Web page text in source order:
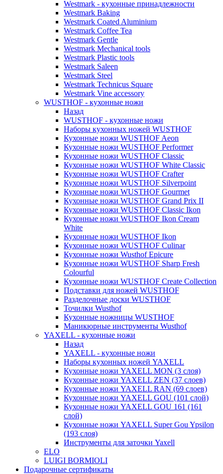
Westmark - кухонные принадлежности
Westmark Baking
Westmark Coated Aluminium
Westmark Coffee Tea
Westmark Gentle
Westmark Mechanical tools
Westmark Plastic tools
Westmark Saleen
Westmark Steel
Westmark Technicus Square
Westmark Vine accessory
WUSTHOF - кухонные ножи
Назад
WUSTHOF - кухонные ножи
Наборы кухонных ножей WUSTHOF
Кухонные ножи WUSTHOF Aeon
Кухонные ножи WUSTHOF Performer
Кухонные ножи WUSTHOF Classic
Кухонные ножи WUSTHOF White Classic
Кухонные ножи WUSTHOF Crafter
Кухонные ножи WUSTHOF Silverpoint
Кухонные ножи WUSTHOF Gourmet
Кухонные ножи WUSTHOF Grand Prix II
Кухонные ножи WUSTHOF Classic Ikon
Кухонные ножи WUSTHOF Ikon Cream
White
Кухонные ножи WUSTHOF Ikon
Кухонные ножи WUSTHOF Culinar
Кухонные ножи Wusthof Epicure
Кухонные ножи WUSTHOF Sharp Fresh
Colourful
Кухонные ножи WUSTHOF Create Collection
Подставки для ножей WUSTHOF
Разделочные доски WUSTHOF
Точилки Wusthof
Кухонные ножницы WUSTHOF
Маникюрные инструменты Wusthof
YAXELL - кухонные ножи
Назад
YAXELL - кухонные ножи
Наборы кухонных ножей YAXELL
Кухонные ножи YAXELL MON (3 слоя)
Кухонные ножи YAXELL ZEN (37 слоев)
Кухонные ножи YAXELL RAN (69 слоев)
Кухонные ножи YAXELL GOU (101 слой)
Кухонные ножи YAXELL GOU 161 (161
слой)
Кухонные ножи YAXELL Super Gou Ypsilon
(193 слоя)
Инструменты для заточки Yaxell
ELO
LUIGI BORMIOLI
Подарочные сертификаты